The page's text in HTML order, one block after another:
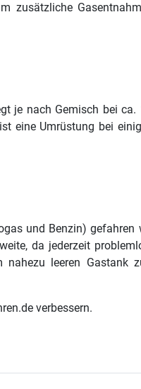
je nach Gemisch bei
eine Umrüstung bei
und Benzin)
da jederzeit
leeren Gastank
verbessern.